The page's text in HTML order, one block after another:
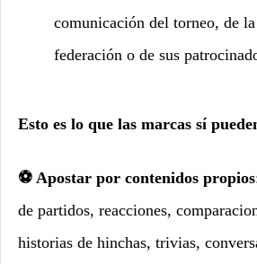
comunicación del torneo, de
federación o de sus
Esto es lo que las marcas sí
⚽ Apostar por contenidos propios
de partidos, reacciones,
historias de hinchas, trivias,